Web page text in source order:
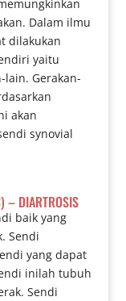
Dalam ilmu
dilakukan
yaitu
Gerakan-
akan
synovial
– DIARTROSIS
baik yang
Sendi
yang dapat
inilah tubuh
Sendi